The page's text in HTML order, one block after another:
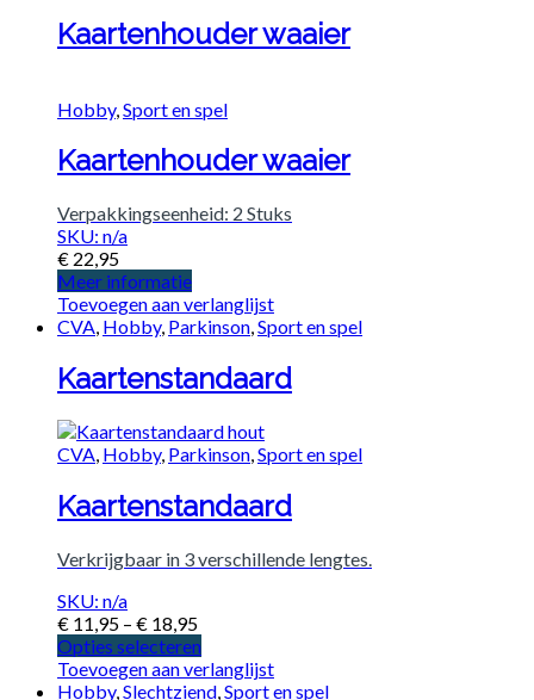
Kaartenhouder waaier
Hobby, Sport en spel
Kaartenhouder waaier
Verpakkingseenheid: 2 Stuks
SKU: n/a
€ 22,95
Meer informatie
Toevoegen aan verlanglijst
CVA, Hobby, Parkinson,Sport en spel
Kaartenstandaard
CVA, Hobby, Parkinson,Sport en spel
Kaartenstandaard
Verkrijgbaar in 3 verschillende lengtes.
SKU: n/a
€ 11,95 – € 18,95
Opties selecteren
Toevoegen aan verlanglijst
Hobby,Slechtziend,Sport en spel